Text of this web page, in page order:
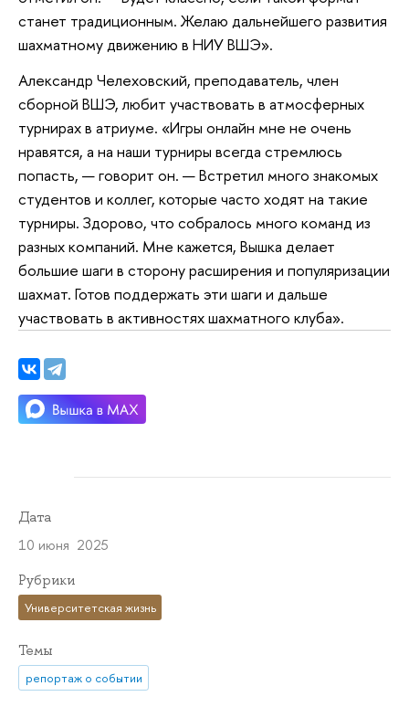
станет традиционным. Желаю дальнейшего развития
шахматному движению в НИУ ВШЭ».
Александр Челеховский, преподаватель, член
сборной ВШЭ, любит участвовать в атмосферных
турнирах в атриуме. «Игры онлайн мне не очень
нравятся, а на наши турниры всегда стремлюсь
попасть, — говорит он. — Встретил много знакомых
студентов и коллег, которые часто ходят на такие
турниры. Здорово, что собралось много команд из
разных компаний. Мне кажется, Вышка делает
большие шаги в сторону расширения и популяризации
шахмат. Готов поддержать эти шаги и дальше
участвовать в активностях шахматного клуба».
Дата
10 июня 2025
Рубрики
Университетская жизнь
Темы
репортаж о событии